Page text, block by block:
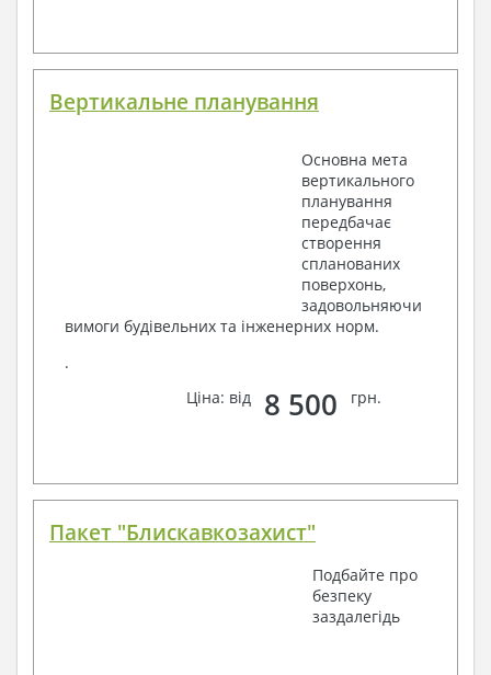
Вертикальне планування
Основна мета
вертикального
планування
передбачає
створення
спланованих
поверхонь,
задовольняючи
вимоги будівельних та інженерних норм.
.
Ціна: від
8 500 грн.
Пакет "Блискавкозахист"
Подбайте про
безпеку
заздалегідь